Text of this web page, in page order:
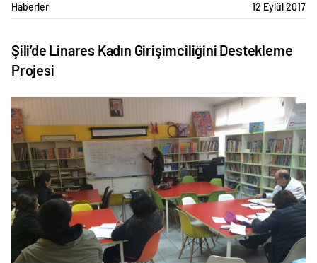
Haberler 12 Eylül 2017
Şili’de Linares Kadın Girişimciliğini Destekleme
Projesi